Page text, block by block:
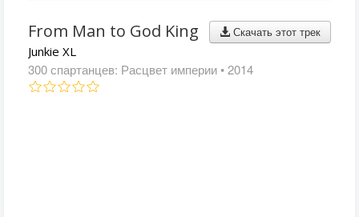
Скачать этот трек
From Man to God King
Junkie XL
300 спартанцев: Расцвет империи • 2014